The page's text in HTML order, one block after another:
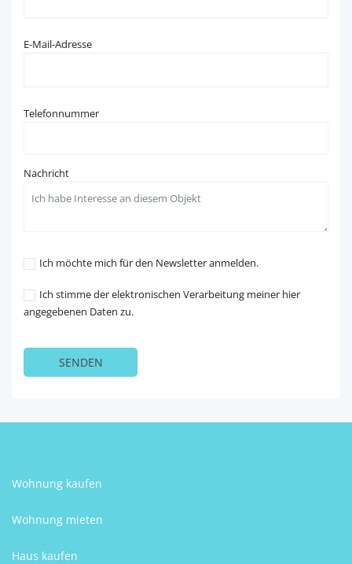
E-Mail-Adresse
Telefonnummer
Nachricht
Ich möchte mich für den Newsletter anmelden.
Ich stimme der elektronischen Verarbeitung meiner hier
angegebenen Daten zu.
Wohnung kaufen
Wohnung mieten
Haus kaufen